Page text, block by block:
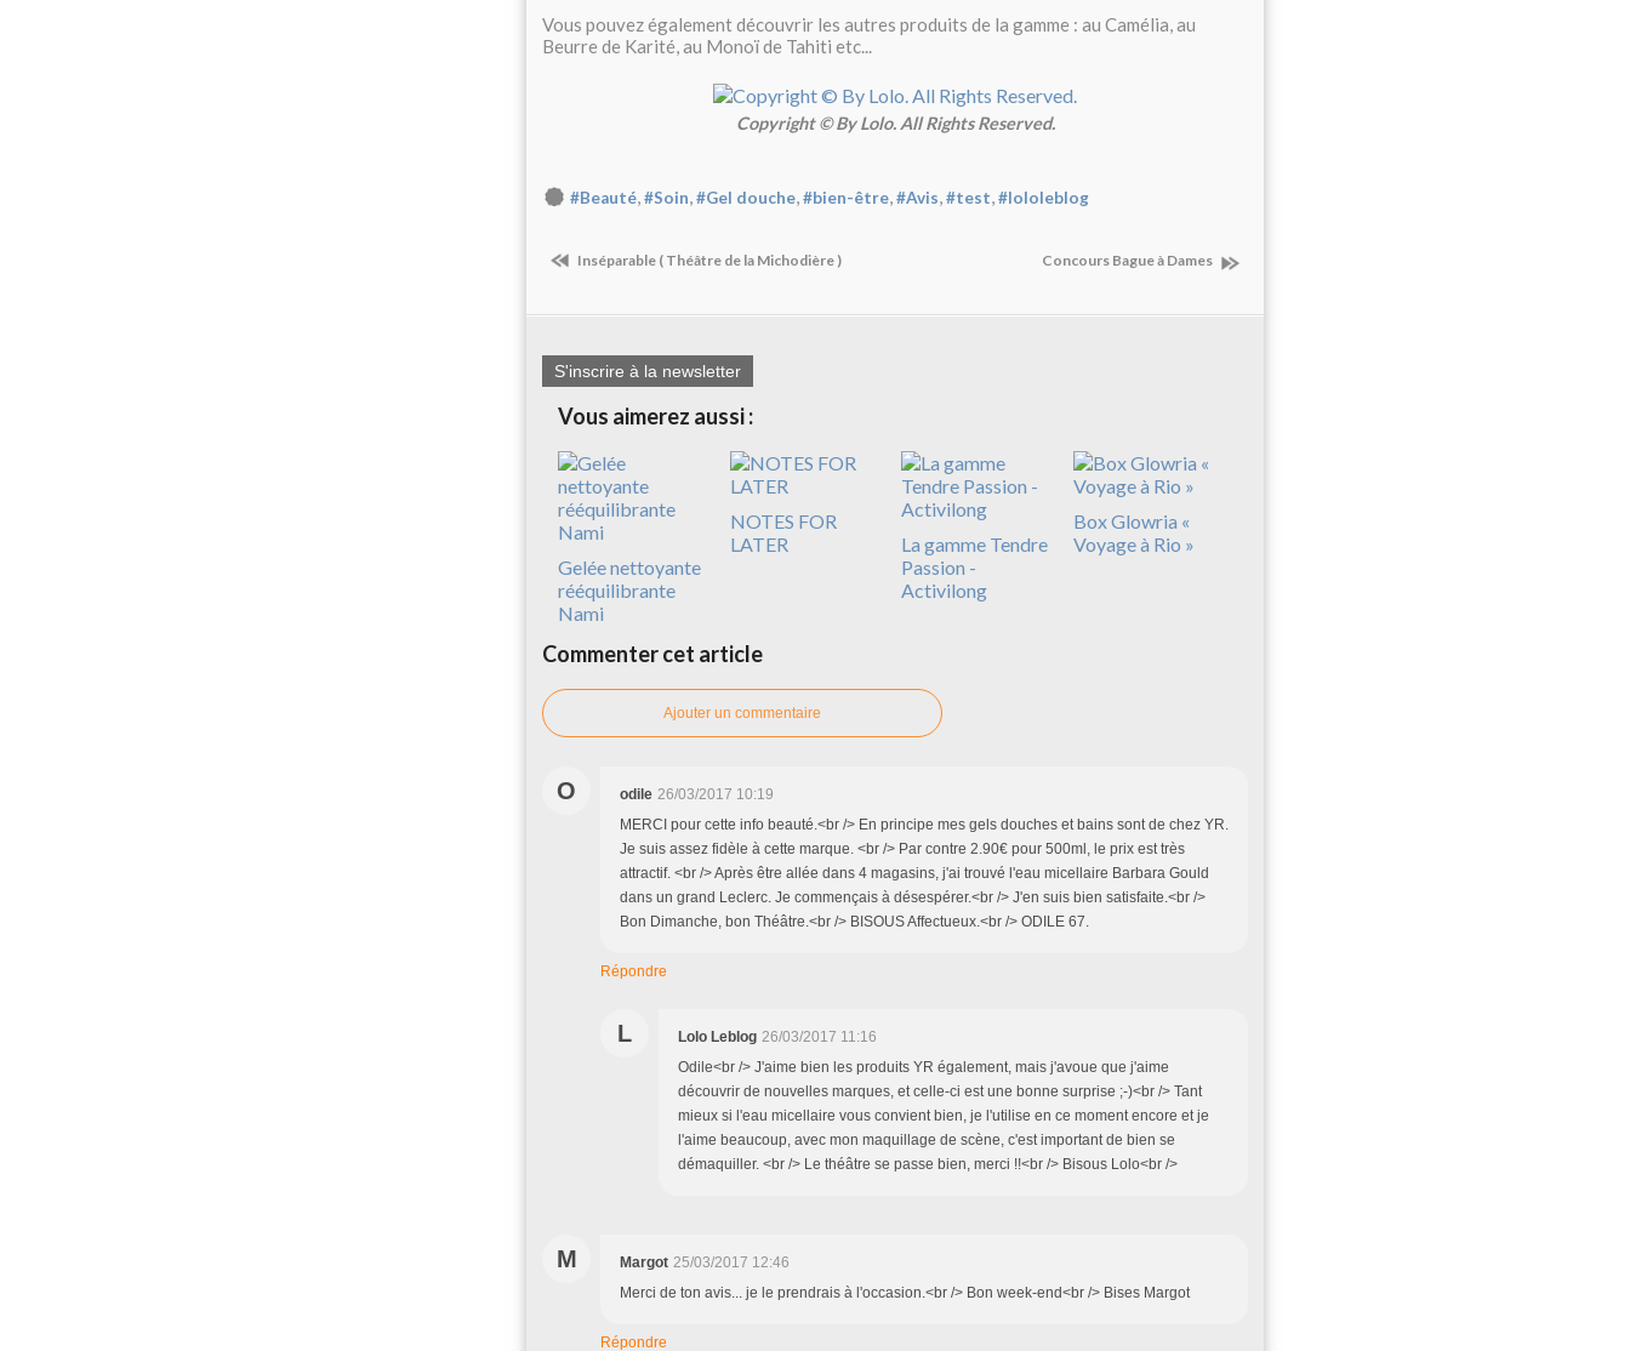
Vous pouvez également découvrir les autres produits de la gamme : au Camélia, au
Beurre de Karité, au Monoï de Tahiti etc...
Copyright © By Lolo. All Rights Reserved.
#Beauté,#Soin,#Gel douche,#bien-être,#Avis,#test,#lololeblog
Inséparable ( Théâtre de la Michodière ) Concours Bague à Dames
S'inscrire à la newsletter
Vous aimerez aussi :
Gelée nettoyante
rééquilibrante
Nami
NOTES FOR
LATER
La gamme Tendre
Passion -
Activilong
Box Glowria «
Voyage à Rio »
Commenter cet article
Ajouter un commentaire
O odile 26/03/2017 10:19
MERCI pour cette info beauté.<br /> En principe mes gels douches et bains sont de chez YR.
Je suis assez fidèle à cette marque. <br /> Par contre 2.90€ pour 500ml, le prix est très
attractif. <br /> Après être allée dans 4 magasins, j'ai trouvé l'eau micellaire Barbara Gould
dans un grand Leclerc. Je commençais à désespérer.<br /> J'en suis bien satisfaite.<br />
Bon Dimanche, bon Théâtre.<br /> BISOUS Affectueux.<br /> ODILE 67.
Répondre
L Lolo Leblog 26/03/2017 11:16
Odile<br /> J'aime bien les produits YR également, mais j'avoue que j'aime
découvrir de nouvelles marques, et celle-ci est une bonne surprise ;-)<br /> Tant
mieux si l'eau micellaire vous convient bien, je l'utilise en ce moment encore et je
l'aime beaucoup, avec mon maquillage de scène, c'est important de bien se
démaquiller. <br /> Le théâtre se passe bien, merci !!<br /> Bisous Lolo<br />
M Margot 25/03/2017 12:46
Merci de ton avis... je le prendrais à l'occasion.<br /> Bon week-end<br /> Bises Margot
Répondre